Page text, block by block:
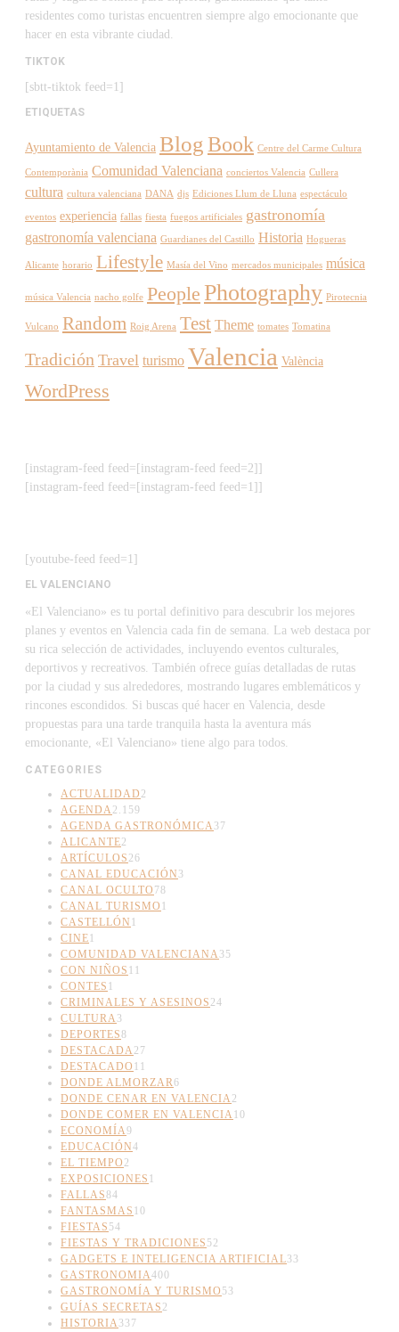
residentes como turistas encuentren siempre algo emocionante que
hacer en esta vibrante ciudad.
TIKTOK
[sbtt-tiktok feed=1]
ETIQUETAS
Ayuntamiento de Valencia BlogBook Centre del Carme Cultura
Contemporània Comunidad Valenciana conciertos Valencia Cullera
cultura cultura valenciana DANA djs Ediciones Llum de Lluna espectáculo
eventos experiencia fallas fiesta fuegos artificiales gastronomía
gastronomía valenciana Guardianes del Castillo Historia Hogueras
Alicante horario Lifestyle Masía del Vino mercados municipales música
música Valencia nacho golfe People Photography Pirotecnia
Vulcano Random Roig Arena Test Theme tomates Tomatina
Tradición Travel turismo Valencia València
WordPress
[instagram-feed feed=[instagram-feed feed=2]]
[instagram-feed feed=[instagram-feed feed=1]]
[youtube-feed feed=1]
EL VALENCIANO
«El Valenciano» es tu portal definitivo para descubrir los mejores
planes y eventos en Valencia cada fin de semana. La web destaca por
su rica selección de actividades, incluyendo eventos culturales,
deportivos y recreativos. También ofrece guías detalladas de rutas
por la ciudad y sus alrededores, mostrando lugares emblemáticos y
rincones escondidos. Si buscas qué hacer en Valencia, desde
propuestas para una tarde tranquila hasta la aventura más
emocionante, «El Valenciano» tiene algo para todos.
CATEGORIES
ACTUALIDAD 2
AGENDA2.159
AGENDA GASTRONÓMICA37
ALICANTE2
ARTÍCULOS 26
CANAL EDUCACIÓN 3
CANAL OCULTO 78
CANAL TURISMO 1
CASTELLÓN 1
CINE1
COMUNIDAD VALENCIANA35
CON NIÑOS 11
CONTES 1
CRIMINALES Y ASESINOS 24
CULTURA3
DEPORTES8
DESTACADA27
DESTACADO 11
DONDE ALMORZAR6
DONDE CENAR EN VALENCIA2
DONDE COMER EN VALENCIA10
ECONOMÍA9
EDUCACIÓN4
EL TIEMPO 2
EXPOSICIONES 1
FALLAS84
FANTASMAS 10
FIESTAS 54
FIESTAS Y TRADICIONES 52
GADGETS E INTELIGENCIA ARTIFICIAL33
GASTRONOMIA400
GASTRONOMÍA Y TURISMO 53
GUÍAS SECRETAS 2
HISTORIA337